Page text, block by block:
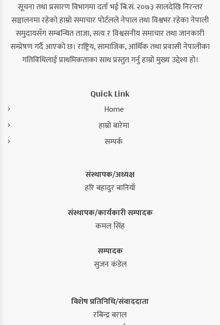
सूचना तथा प्रसारण विभागमा दर्ता भई बि.सं. २०७३ सालदेखि निरन्तर
सञ्चालनमा रहेको हाम्रो समाचार पोर्टलले नेपाल तथा विश्वभर रहेका नेपाली
समुदायसँग सम्बन्धित ताजा, सत्य र विश्वसनीय समाचार तथा जानकारी
सम्प्रेषण गर्दै आएको छ। राष्ट्रिय, सामाजिक, आर्थिक तथा प्रवासी नेपालीका
गतिविधिलाई प्राथमिकताका साथ प्रस्तुत गर्नु हाम्रो मुख्य उद्देश्य हो।
Quick Link
Home
हाम्रो बारेमा
सम्पर्क
संस्थापक/अध्यक्ष
हरि बहादुर बानियाँ
संस्थापक/कार्यकारी सम्पादक
कमल सिंह
सम्पादक
सुजन कंडेल
विशेष प्रतिनिधि/संवाददाता
रबिन्द्र बराल